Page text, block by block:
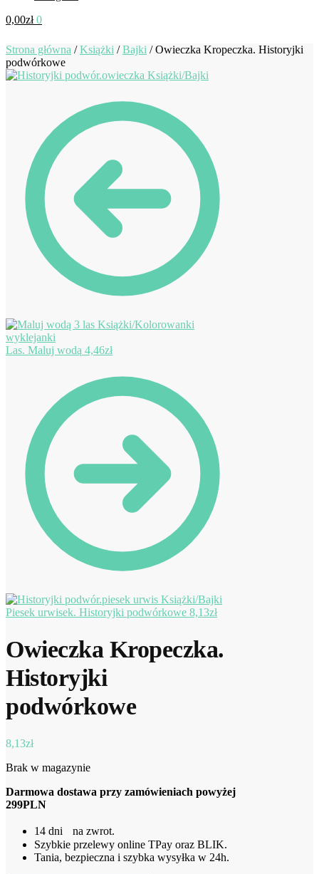
0,00zł 0
Strona główna /Książki /Bajki /Owieczka Kropeczka. Historyjki
podwórkowe
Las. Maluj wodą 4,46zł
Piesek urwisek. Historyjki podwórkowe 8,13zł
Owieczka Kropeczka.
Historyjki
podwórkowe
8,13zł
Brak w magazynie
Darmowa dostawa przy zamówieniach powyżej
299PLN
14 dni na zwrot.
Szybkie przelewy online TPay oraz BLIK.
Tania, bezpieczna i szybka wysyłka w 24h.